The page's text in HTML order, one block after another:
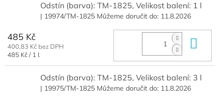
Odstín (barva): TM-1825, Velikost balení: 1 l
| 19974/TM-1825 Můžeme doručit do: 11.8.2026
485 Kč
400,83 Kč bez DPH
Měrná
485 Kč / 1 l
Odstín (barva): TM-1825, Velikost balení: 3 l
| 19975/TM-1825 Můžeme doručit do: 11.8.2026